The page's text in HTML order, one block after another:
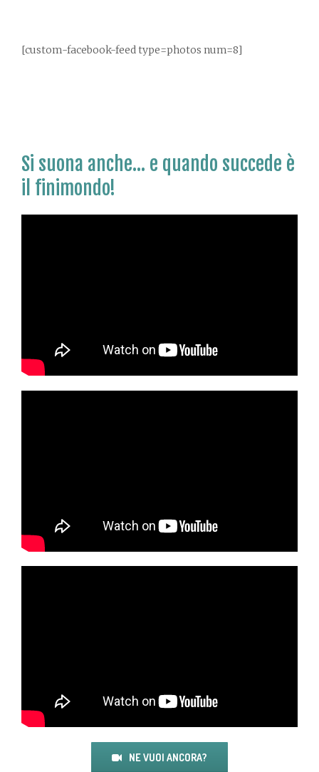
[custom-facebook-feed type=photos num=8]
Si suona anche… e quando succede è
il finimondo!
NE VUOI ANCORA?